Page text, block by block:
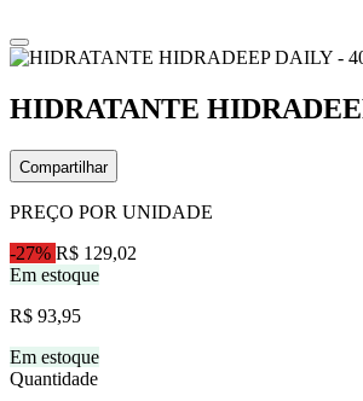
HIDRATANTE
Compartilhar
PREÇO POR UNIDADE
-27% R$ 129,02
Em estoque
R$ 93,95
Em estoque
Quantidade